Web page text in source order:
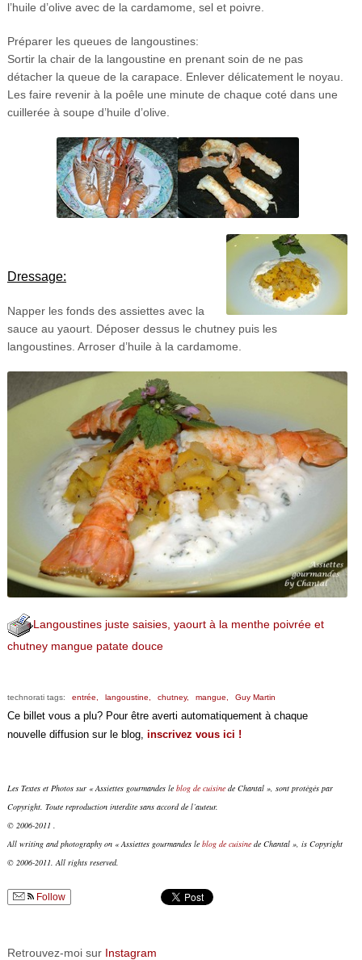
l’huile d’olive avec de la cardamome, sel et poivre.
Préparer les queues de langoustines:
Sortir la chair de la langoustine en prenant soin de ne pas
détacher la queue de la carapace. Enlever délicatement le noyau.
Les faire revenir à la poêle une minute de chaque coté dans une
cuillerée à soupe d’huile d’olive.
Dressage:
Napper les fonds des assiettes avec la
sauce au yaourt. Déposer dessus le chutney puis les
langoustines. Arroser d’huile à la cardamome.
Langoustines juste saisies, yaourt à la menthe poivrée et
chutney mangue patate douce
technorati tags: entrée, langoustine, chutney, mangue, Guy Martin
Ce billet vous a plu? Pour être averti automatiquement à chaque
nouvelle diffusion sur le blog, inscrivez vous ici !
Les Textes et Photos sur « Assiettes gourmandes le blog de cuisinede Chantal », sont protégés par
Copyright. Toute reproduction interdite sans accord de l’auteur.
© 2006-2011 .
All writing and photography on « Assiettes gourmandes le blog de cuisinede Chantal », is Copyright
© 2006-2011. All rights reserved.
Follow
Retrouvez-moi sur Instagram